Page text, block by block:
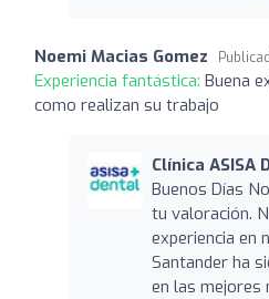
Noemi Macias Gomez
Experiencia fantástica: Buena
como realizan su trabajo
Clínica ASISA
Buenos Días
tu valoración.
experiencia en
Santander ha
en las mejores